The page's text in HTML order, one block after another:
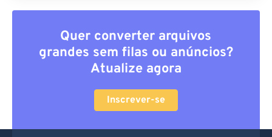
Quer converter arquivos
grandes sem filas ou anúncios?
Atualize agora
Inscrever-se